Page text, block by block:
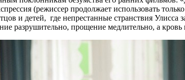
(режиссер продолжает использовать
и детей, где непрестанные странствия
разрушительно, прощение медлительно, а кровь